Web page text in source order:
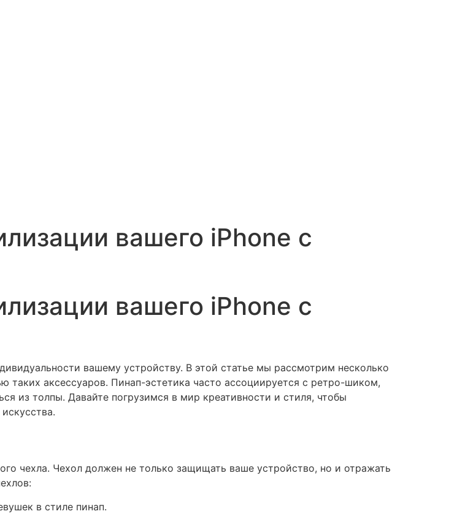
вашего iPhone с
вашего iPhone с
вашему устройству. В этой статье мы рассмотрим несколько
таких аксессуаров. Пинап-эстетика часто ассоциируется с ретро-шиком,
из толпы. Давайте погрузимся в мир креативности и стиля, чтобы
чехла. Чехол должен не только защищать ваше устройство, но и отражать
в стиле пинап.